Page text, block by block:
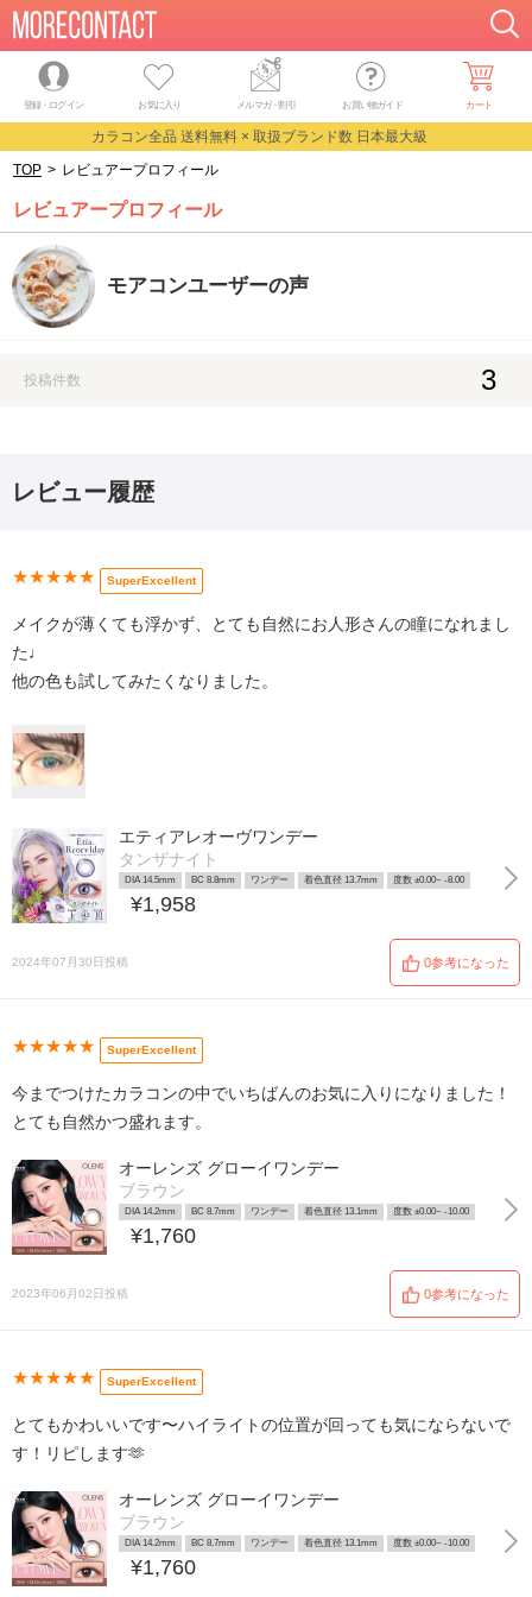
登録・ログイン お気に入り メルマガ・割引 お買い物ガイド カート
カラコン全品 送料無料 × 取扱ブランド数 日本最大級
TOP > レビュアープロフィール
レビュアープロフィール
モアコンユーザーの声
投稿件数 3
レビュー履歴
★★★★★ SuperExcellent
メイクが薄くても浮かず、とても自然にお人形さんの瞳になれまし
た♩
他の色も試してみたくなりました。
エティアレオーヴワンデー
タンザナイト
DIA 14.5mm BC 8.8mm ワンデー 着色直径 13.7mm 度数 ±0.00~ -8.00
¥1,958
2024年07月30日投稿 0参考になった
★★★★★ SuperExcellent
今までつけたカラコンの中でいちばんのお気に入りになりました！
とても自然かつ盛れます。
オーレンズ グローイワンデー
ブラウン
DIA 14.2mm BC 8.7mm ワンデー 着色直径 13.1mm 度数 ±0.00~ -10.00
¥1,760
2023年06月02日投稿 0参考になった
★★★★★ SuperExcellent
とてもかわいいです〜ハイライトの位置が回っても気にならないで
す！リピします🫶
オーレンズ グローイワンデー
ブラウン
DIA 14.2mm BC 8.7mm ワンデー 着色直径 13.1mm 度数 ±0.00~ -10.00
¥1,760